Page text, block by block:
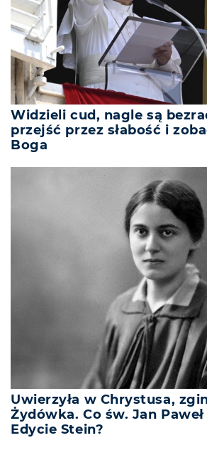
Widzieli cud, nagle są
przejść przez słabość i
Boga
Uwierzyła w Chrystusa,
Żydówka. Co św. Jan
Edycie Stein?